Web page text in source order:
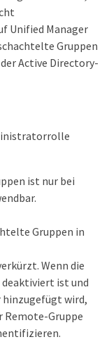
Unified Manager
Gruppen
Active Directory-
ist nur bei
Gruppen in
Wenn die
ist und
hinzugefügt wird,
Remote-Gruppe